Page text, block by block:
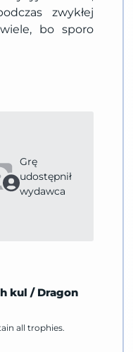
zwykłej
bo sporo
Grę
udostępnił
wydawca
kul / Dragon
all trophies.